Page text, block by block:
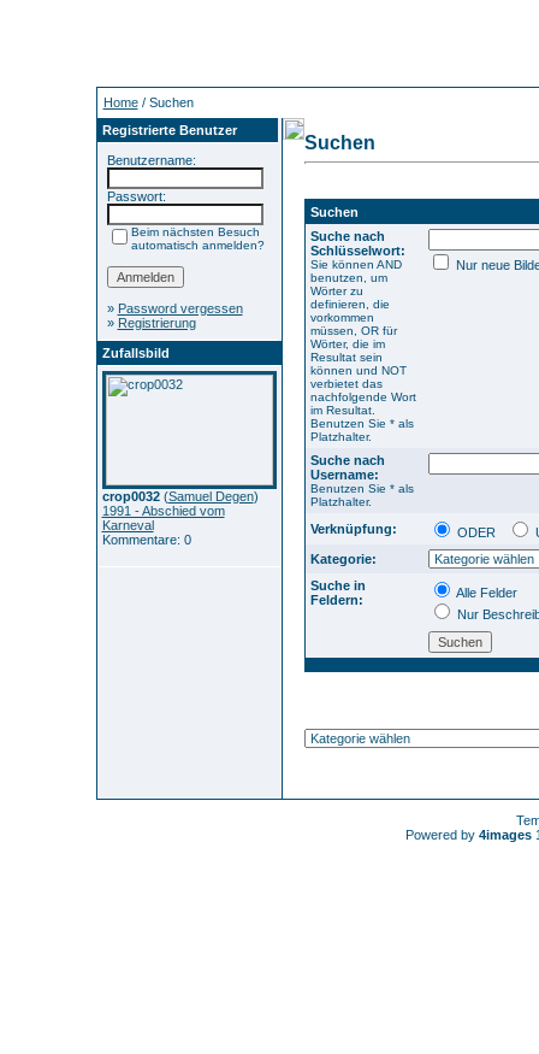
Home/ Suchen
Registrierte Benutzer
Benutzername:
Passwort:
Beim nächsten Besuch
automatisch anmelden?
» Password vergessen
» Registrierung
Zufallsbild
crop0032(Samuel Degen)
1991 - Abschied vom
Karneval
Kommentare: 0
Suchen
Suchen
Suche nach
Schlüsselwort:
Sie können AND
benutzen, um
Wörter zu
definieren, die
vorkommen
müssen, OR für
Wörter, die im
Resultat sein
können und NOT
verbietet das
nachfolgende Wort
im Resultat.
Benutzen Sie * als
Platzhalter.
Nur neue
Suche nach
Username:
Benutzen Sie * als
Platzhalter.
Verknüpfung: ODER
Kategorie:
Suche in
Feldern:
Alle Felder
Nur
Powered by 4images